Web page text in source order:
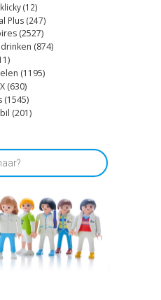
(12)
Plus (247)
(2527)
(874)
(1195)
(630)
(1545)
(201)